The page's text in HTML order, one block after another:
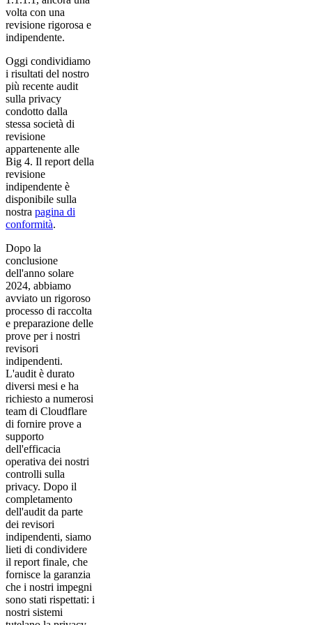
volta con una
revisione rigorosa e
indipendente.
Oggi condividiamo
i risultati del nostro
più recente audit
sulla privacy
condotto dalla
stessa società di
revisione
appartenente alle
Big 4. Il report della
revisione
indipendente è
disponibile sulla
nostra pagina di
conformità.
Dopo la
conclusione
dell'anno solare
2024, abbiamo
avviato un rigoroso
processo di raccolta
e preparazione delle
prove per i nostri
revisori
indipendenti.
L'audit è durato
diversi mesi e ha
richiesto a numerosi
team di Cloudflare
di fornire prove a
supporto
dell'efficacia
operativa dei nostri
controlli sulla
privacy. Dopo il
completamento
dell'audit da parte
dei revisori
indipendenti, siamo
lieti di condividere
il report finale, che
fornisce la garanzia
che i nostri impegni
sono stati rispettati: i
nostri sistemi